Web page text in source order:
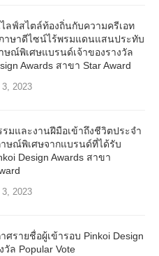
ลฟ์สไตล์ท้องถิ่นกับความครีเอท
าษาดีไซน์ไร้พรมแดนแสนประทับ
ษณ์พิเศษแบรนด์เจ้าของรางวัล
Awards สาขา Star Award
3, 2023
มและงานฝีมือเข้าถึงชีวิตประจำ
ษณ์พิเศษจากแบรนด์ที่ได้รับ
Design Awards สาขา
3, 2023
ศรายชื่อผู้เข้ารอบ Pinkoi Design
ล Popular Vote